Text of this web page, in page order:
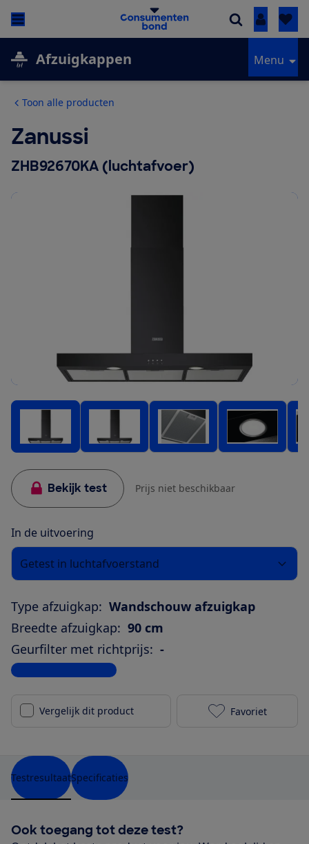
Inloggen
Afzuigkappen Menu
Toon alle producten
Zanussi
ZHB92670KA (luchtafvoer)
Bekijk test Prijs niet beschikbaar
In de uitvoering
Getest in luchtafvoerstand
Type afzuigkap: Wandschouw afzuigkap
Breedte afzuigkap: 90 cm
Geurfilter met richtprijs: -
Bekijk alle specificaties
Vergelijk dit product Zanussi
Favoriet
TestresultaatSpecificaties
Ook toegang tot deze test?